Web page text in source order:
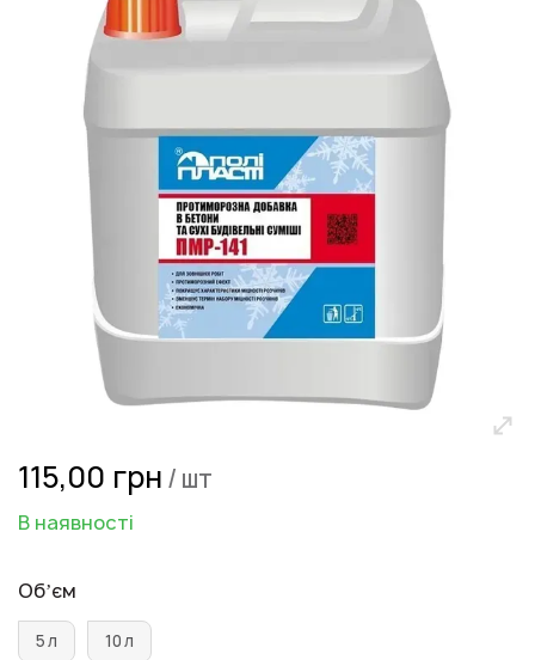
зображень
до
галереї
115,00 грн / шт
В наявності
Обʼєм
5 л 10 л